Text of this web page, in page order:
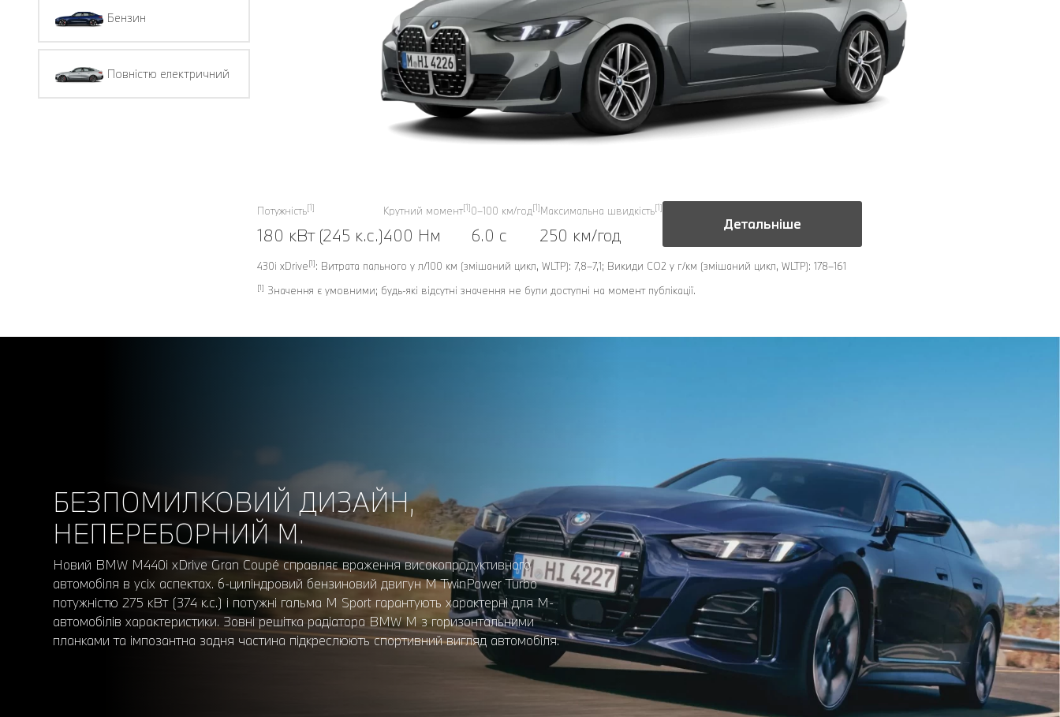
Бензин
Повністю електричний
Потужність[1]
180 кВт (245 к.с.)
Крутний момент[1]
400 Нм
0–100 км/год[1]
6.0 с
Максимальна швидкість[1]
250 км/год
Детальніше
430i xDrive[1]: Витрата пального у л/100 км (змішаний цикл, WLTP): 7,8–7,1; Викиди CO2 у г/км (змішаний цикл, WLTP): 178–161
[1] Значення є умовними; будь-які відсутні значення не були доступні на момент публікації.
БЕЗПОМИЛКОВИЙ ДИЗАЙН,
НЕПЕРЕБОРНИЙ М.
Новий BMW M440i xDrive Gran Coupé справляє враження високопродуктивного
автомобіля в усіх аспектах. 6-циліндровий бензиновий двигун M TwinPower Turbo
потужністю 275 кВт (374 к.с.) і потужні гальма M Sport гарантують характерні для M-
автомобілів характеристики. Зовні решітка радіатора BMW M з горизонтальними
планками та імпозантна задня частина підкреслюють спортивний вигляд автомобіля.